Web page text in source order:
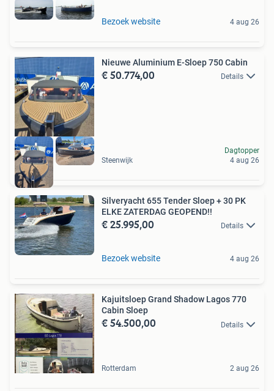
Bezoek website 4 aug 26
Nieuwe Aluminium E-Sloep 750 Cabin
€ 50.774,00 Details
Steenwijk
Dagtopper
4 aug 26
Silveryacht 655 Tender Sloep + 30 PK
ELKE ZATERDAG GEOPEND!!
€ 25.995,00 Details
Bezoek website 4 aug 26
Kajuitsloep Grand Shadow Lagos 770
Cabin Sloep
€ 54.500,00 Details
Rotterdam 2 aug 26